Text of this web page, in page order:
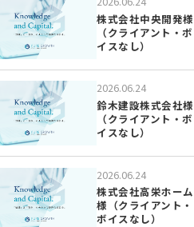
株式会社中央開発様
（クライアント・ボ
イスなし）
2026.06.24
鈴木建設株式会社様
（クライアント・ボ
イスなし）
2026.06.24
株式会社高栄ホーム
様（クライアント・
ボイスなし）